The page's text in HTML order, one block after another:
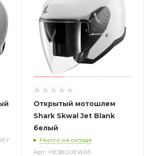
Открытый мотошлем
Shark Skwal Jet Blank
белый
Много на складе
Арт.: HE3800EW05